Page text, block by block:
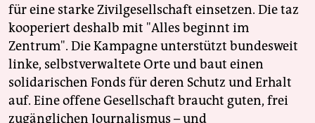
für eine starke Zivilgesellschaft einsetzen. Die taz
kooperiert deshalb mit "Alles beginnt im
Zentrum". Die Kampagne unterstützt bundesweit
linke, selbstverwaltete Orte und baut einen
solidarischen Fonds für deren Schutz und Erhalt
auf. Eine offene Gesellschaft braucht guten, frei
zugänglichen Journalismus – und